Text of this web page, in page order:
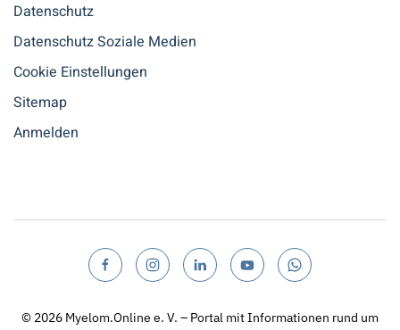
Datenschutz
Datenschutz Soziale Medien
Cookie Einstellungen
Sitemap
Anmelden
© 2026 Myelom.Online e. V. – Portal mit Informationen rund um